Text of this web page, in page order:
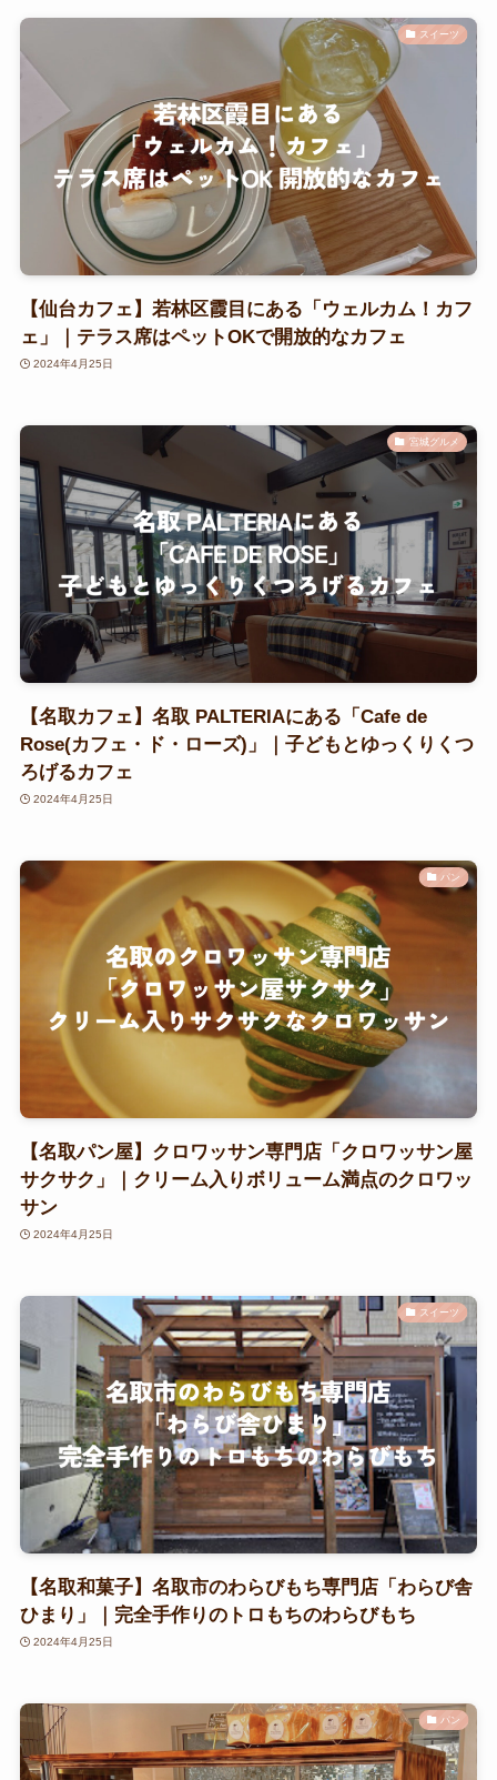
スイーツ
【仙台カフェ】若林区霞目にある「ウェルカム！カフ
ェ」｜テラス席はペットOKで開放的なカフェ
2024年4月25日
宮城グルメ
【名取カフェ】名取 PALTERIAにある「Cafe de
Rose(カフェ・ド・ローズ)」｜子どもとゆっくりくつ
ろげるカフェ
2024年4月25日
パン
【名取パン屋】クロワッサン専門店「クロワッサン屋
サクサク」｜クリーム入りボリューム満点のクロワッ
サン
2024年4月25日
スイーツ
【名取和菓子】名取市のわらびもち専門店「わらび舎
ひまり」｜完全手作りのトロもちのわらびもち
2024年4月25日
パン